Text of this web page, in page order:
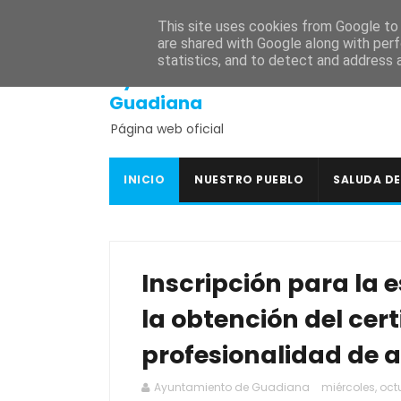
SEDE ELECTRÓNICA PORTAL DE
Guadiana
Página web oficial
INICIO NUESTRO PUEBLO SALUDA
Inscripción para la
la obtención del
profesionalidad de
Ayuntamiento de Guadiana miércoles,
This site uses cookies from Google
are shared with Google along with
statistics, and to detect and address